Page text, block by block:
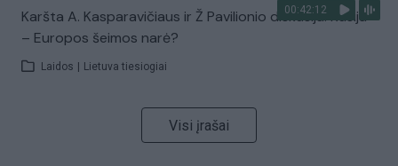
00:42:12
Karšta A. Kasparavičiaus ir Ž Pavilionio diskusija: Rusija
– Europos šeimos narė?
Laidos Lietuva tiesiogiai
Visi įrašai